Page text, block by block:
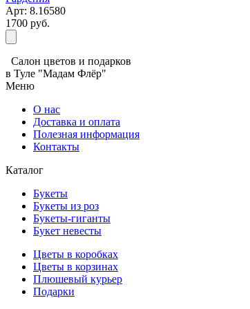
Арт: 8.16580
1700 руб.
Салон цветов и подарков
в Туле "Мадам Флёр"
Меню
О нас
Доставка и оплата
Полезная информация
Контакты
Каталог
Букеты
Букеты из роз
Букеты-гиганты
Букет невесты
Цветы в коробках
Цветы в корзинах
Плюшевый курьер
Подарки